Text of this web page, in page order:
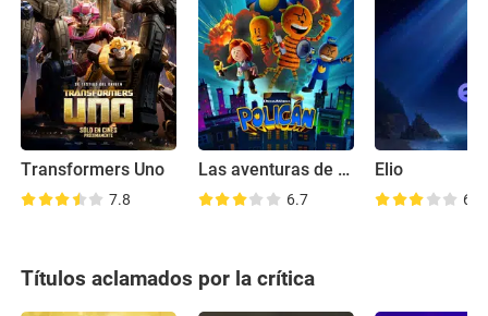
Transformers Uno
7.8
Las aventuras de Dog Man
6.7
Elio
6.7
Títulos aclamados por la crítica